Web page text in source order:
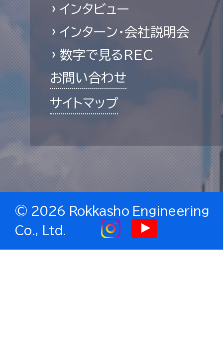
インタビュー
インターン・会社説明会
数字で見るREC
お問い合わせ
サイトマップ
© 2026 Rokkasho Engineering
Co., Ltd.